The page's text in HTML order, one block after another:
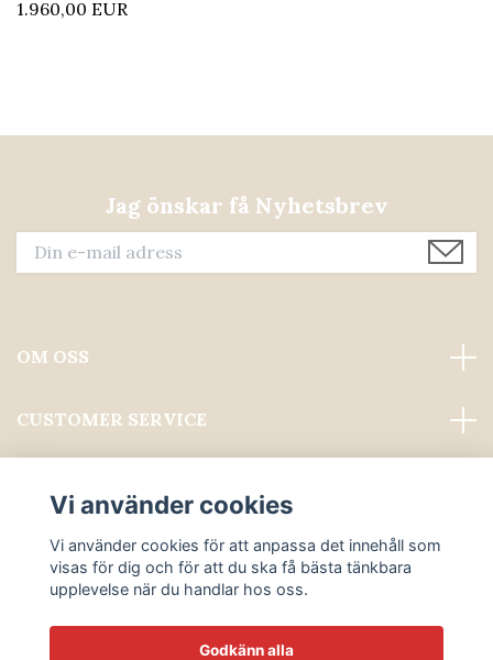
1.960,00 EUR
Jag önskar få Nyhetsbrev
OM OSS
CUSTOMER SERVICE
Sociala medier
Vi använder cookies
Vi använder cookies för att anpassa det innehåll som
visas för dig och för att du ska få bästa tänkbara
upplevelse när du handlar hos oss.
Godkänn alla